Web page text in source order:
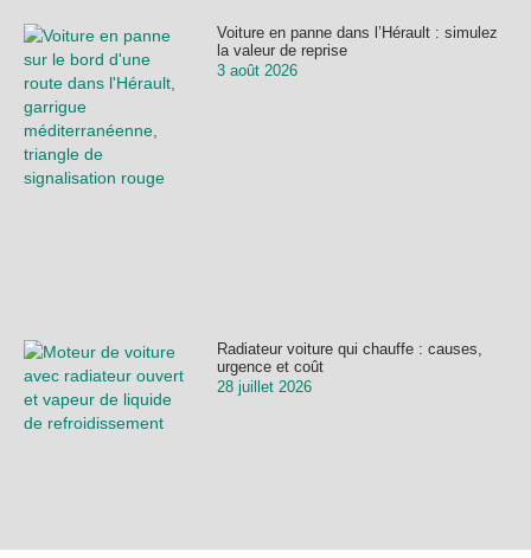
Voiture en panne dans l’Hérault : simulez
la valeur de reprise
3 août 2026
Radiateur voiture qui chauffe : causes,
urgence et coût
28 juillet 2026